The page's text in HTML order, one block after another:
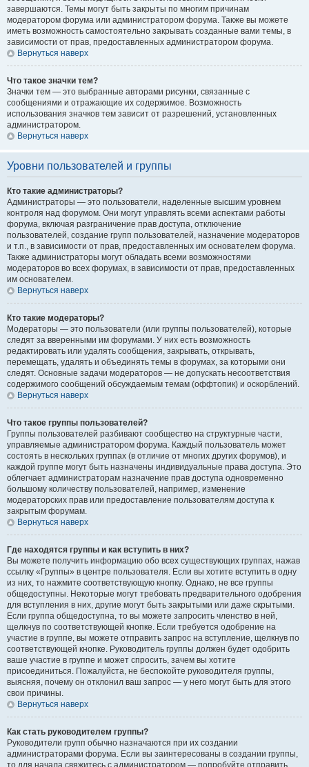
завершаются. Темы могут быть закрыты по многим причинам
модератором форума или администратором форума. Также вы можете
иметь возможность самостоятельно закрывать созданные вами темы, в
зависимости от прав, предоставленных администратором форума.
Вернуться наверх
Что такое значки тем?
Значки тем — это выбранные авторами рисунки, связанные с
сообщениями и отражающие их содержимое. Возможность
использования значков тем зависит от разрешений, установленных
администратором.
Вернуться наверх
Уровни пользователей и группы
Кто такие администраторы?
Администраторы — это пользователи, наделенные высшим уровнем
контроля над форумом. Они могут управлять всеми аспектами работы
форума, включая разграничение прав доступа, отключение
пользователей, создание групп пользователей, назначение модераторов
и т.п., в зависимости от прав, предоставленных им основателем форума.
Также администраторы могут обладать всеми возможностями
модераторов во всех форумах, в зависимости от прав, предоставленных
им основателем.
Вернуться наверх
Кто такие модераторы?
Модераторы — это пользователи (или группы пользователей), которые
следят за вверенными им форумами. У них есть возможность
редактировать или удалять сообщения, закрывать, открывать,
перемещать, удалять и объединять темы в форумах, за которыми они
следят. Основные задачи модераторов — не допускать несоответствия
содержимого сообщений обсуждаемым темам (оффтопик) и оскорблений.
Вернуться наверх
Что такое группы пользователей?
Группы пользователей разбивают сообщество на структурные части,
управляемые администратором форума. Каждый пользователь может
состоять в нескольких группах (в отличие от многих других форумов), и
каждой группе могут быть назначены индивидуальные права доступа. Это
облегчает администраторам назначение прав доступа одновременно
большому количеству пользователей, например, изменение
модераторских прав или предоставление пользователям доступа к
закрытым форумам.
Вернуться наверх
Где находятся группы и как вступить в них?
Вы можете получить информацию обо всех существующих группах, нажав
ссылку «Группы» в центре пользователя. Если вы хотите вступить в одну
из них, то нажмите соответствующую кнопку. Однако, не все группы
общедоступны. Некоторые могут требовать предварительного одобрения
для вступления в них, другие могут быть закрытыми или даже скрытыми.
Если группа общедоступна, то вы можете запросить членство в ней,
щелкнув по соответствующей кнопке. Если требуется одобрение на
участие в группе, вы можете отправить запрос на вступление, щелкнув по
соответствующей кнопке. Руководитель группы должен будет одобрить
ваше участие в группе и может спросить, зачем вы хотите
присоединиться. Пожалуйста, не беспокойте руководителя группы,
выясняя, почему он отклонил ваш запрос — у него могут быть для этого
свои причины.
Вернуться наверх
Как стать руководителем группы?
Руководители групп обычно назначаются при их создании
администраторами форума. Если вы заинтересованы в создании группы,
то для начала свяжитесь с администратором — попробуйте отправить